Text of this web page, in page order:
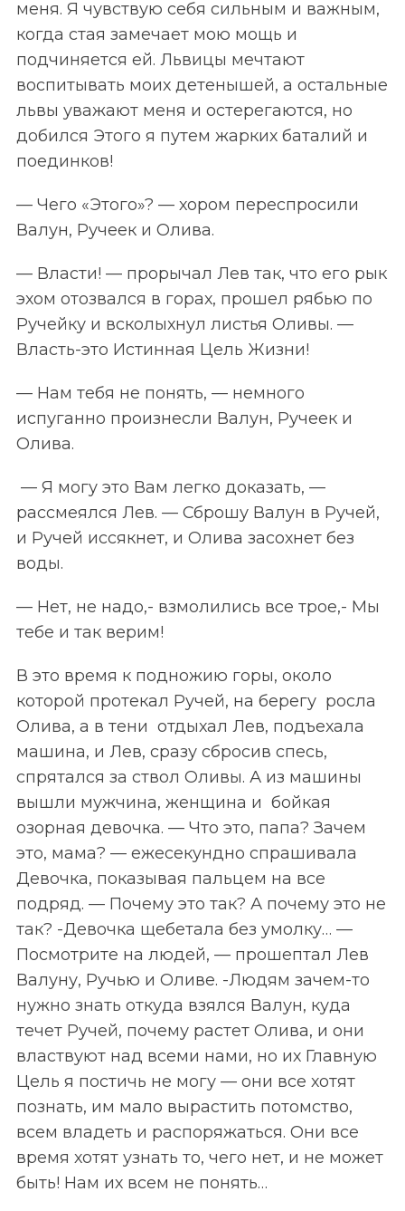
меня. Я чувствую себя сильным и важным,
когда стая замечает мою мощь и
подчиняется ей. Львицы мечтают
воспитывать моих детенышей, а остальные
львы уважают меня и остерегаются, но
добился Этого я путем жарких баталий и
поединков!
— Чего «Этого»? — хором переспросили
Валун, Ручеек и Олива.
— Власти! — прорычал Лев так, что его рык
эхом отозвался в горах, прошел рябью по
Ручейку и всколыхнул листья Оливы. —
Власть-это Истинная Цель Жизни!
— Нам тебя не понять, — немного
испуганно произнесли Валун, Ручеек и
Олива.
— Я могу это Вам легко доказать, —
рассмеялся Лев. — Сброшу Валун в Ручей,
и Ручей иссякнет, и Олива засохнет без
воды.
— Нет, не надо,- взмолились все трое,- Мы
тебе и так верим!
В это время к подножию горы, около
которой протекал Ручей, на берегу росла
Олива, а в тени отдыхал Лев, подъехала
машина, и Лев, сразу сбросив спесь,
спрятался за ствол Оливы. А из машины
вышли мужчина, женщина и бойкая
озорная девочка. — Что это, папа? Зачем
это, мама? — ежесекундно спрашивала
Девочка, показывая пальцем на все
подряд. — Почему это так? А почему это не
так? -Девочка щебетала без умолку… —
Посмотрите на людей, — прошептал Лев
Валуну, Ручью и Оливе. -Людям зачем-то
нужно знать откуда взялся Валун, куда
течет Ручей, почему растет Олива, и они
властвуют над всеми нами, но их Главную
Цель я постичь не могу — они все хотят
познать, им мало вырастить потомство,
всем владеть и распоряжаться. Они все
время хотят узнать то, чего нет, и не может
быть! Нам их всем не понять…
S
e
r
c
h
f
r
По авторам